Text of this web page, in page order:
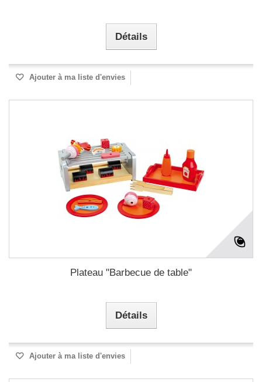
Détails
Ajouter à ma liste d'envies
Plateau "Barbecue de table"
Détails
Ajouter à ma liste d'envies